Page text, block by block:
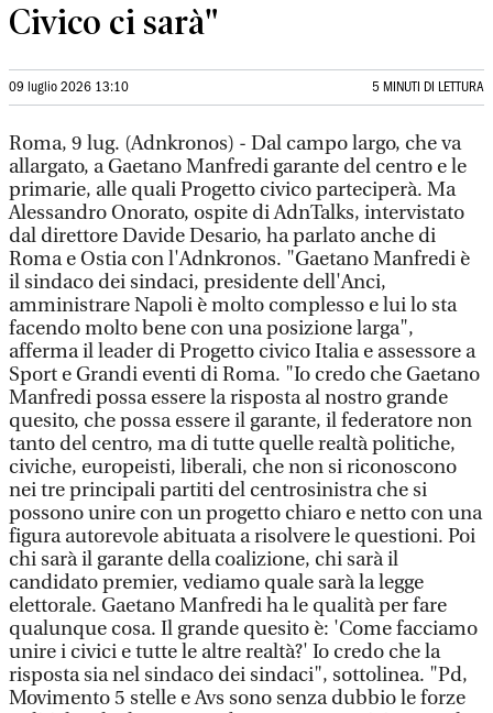
Civico ci sarà"
09 luglio 2026 13:10 5 MINUTI DI LETTURA
Roma, 9 lug. (Adnkronos) - Dal campo largo, che va
allargato, a Gaetano Manfredi garante del centro e le
primarie, alle quali Progetto civico parteciperà. Ma
Alessandro Onorato, ospite di AdnTalks, intervistato
dal direttore Davide Desario, ha parlato anche di
Roma e Ostia con l'Adnkronos. "Gaetano Manfredi è
il sindaco dei sindaci, presidente dell'Anci,
amministrare Napoli è molto complesso e lui lo sta
facendo molto bene con una posizione larga",
afferma il leader di Progetto civico Italia e assessore a
Sport e Grandi eventi di Roma. "Io credo che Gaetano
Manfredi possa essere la risposta al nostro grande
quesito, che possa essere il garante, il federatore non
tanto del centro, ma di tutte quelle realtà politiche,
civiche, europeisti, liberali, che non si riconoscono
nei tre principali partiti del centrosinistra che si
possono unire con un progetto chiaro e netto con una
figura autorevole abituata a risolvere le questioni. Poi
chi sarà il garante della coalizione, chi sarà il
candidato premier, vediamo quale sarà la legge
elettorale. Gaetano Manfredi ha le qualità per fare
qualunque cosa. Il grande quesito è: 'Come facciamo
unire i civici e tutte le altre realtà?' Io credo che la
risposta sia nel sindaco dei sindaci", sottolinea. "Pd,
Movimento 5 stelle e Avs sono senza dubbio le forze